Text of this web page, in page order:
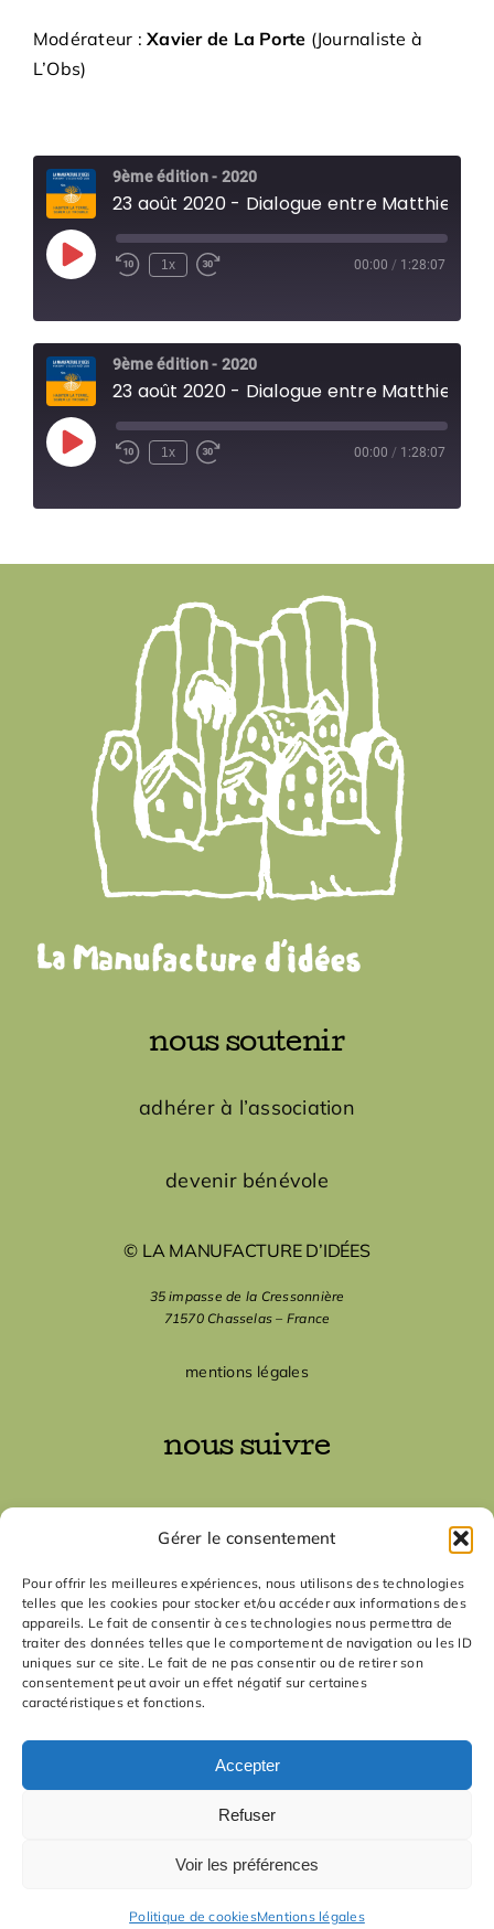
Gérer le consentement
Pour offrir les meilleures expériences, nous utilisons des technologies
telles que les cookies pour stocker et/ou accéder aux informations des
appareils. Le fait de consentir à ces technologies nous permettra de
traiter des données telles que le comportement de navigation ou les ID
uniques sur ce site. Le fait de ne pas consentir ou de retirer son
consentement peut avoir un effet négatif sur certaines
caractéristiques et fonctions.
Accepter
Refuser
Voir les préférences
Politique de cookiesMentions légales
Modérateur :Xavier de La Porte (Journaliste à
L’Obs)
9ème édition - 2020
Play
Episode
1x 00:00 / 1:28:07
9ème édition - 2020
Play
Episode
1x 00:00 / 1:28:07
nous soutenir
adhérer à l’association
devenir bénévole
© LA MANUFACTURE D’IDÉES
35 impasse de la Cressonnière
71570 Chasselas – France
mentions légales
nous suivre
nous contacter
contact
© La Manufacture d'idées - 2012-2026| tous droits réservés